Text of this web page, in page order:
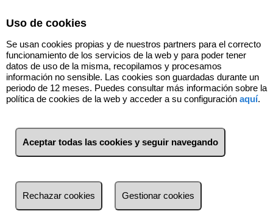
Filtros
más reciente
Uso de cookies
Se usan cookies propias y de nuestros partners para el correcto
funcionamiento de los servicios de la web y para poder tener
datos de uso de la misma, recopilamos y procesamos
información no sensible. Las cookies son guardadas durante un
periodo de 12 meses. Puedes consultar más información sobre la
política de cookies de la web y acceder a su configuración aquí.
Aceptar todas las cookies y seguir navegando
Rechazar cookies Gestionar cookies